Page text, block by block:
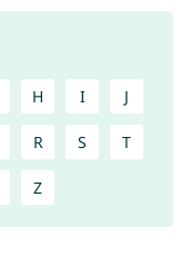
H I J
R S T
Z